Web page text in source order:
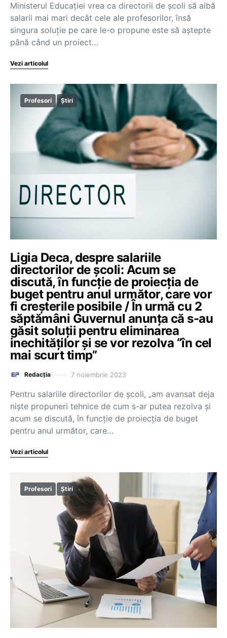
Ministerul Educației vrea ca directorii de școli să aibă
salarii mai mari decât cele ale profesorilor, însă
singura soluție pe care le-o propune este să aștepte
până când un proiect…
Vezi articolul
Profesori Știri
Ligia Deca, despre salariile
directorilor de școli: Acum se
discută, în funcție de proiecția de
buget pentru anul următor, care vor
fi creșterile posibile / În urmă cu 2
săptămâni Guvernul anunța că s-au
găsit soluții pentru eliminarea
inechităților și se vor rezolva “în cel
mai scurt timp”
Redacția 7 noiembrie 2023
Pentru salariile directorilor de școli, „am avansat deja
niște propuneri tehnice de cum s-ar putea rezolva și
acum se discută, în funcție de proiecția de buget
pentru anul următor, care…
Vezi articolul
Profesori Știri